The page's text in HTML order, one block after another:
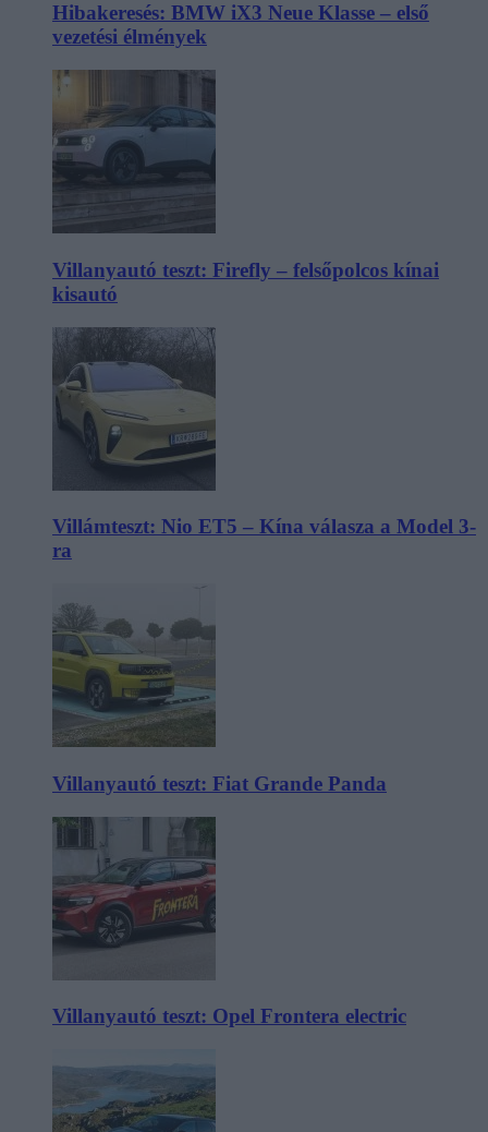
Hibakeresés: BMW iX3 Neue Klasse – első
vezetési élmények
Villanyautó teszt: Firefly – felsőpolcos kínai
kisautó
Villámteszt: Nio ET5 – Kína válasza a Model 3-
ra
Villanyautó teszt: Fiat Grande Panda
Villanyautó teszt: Opel Frontera electric